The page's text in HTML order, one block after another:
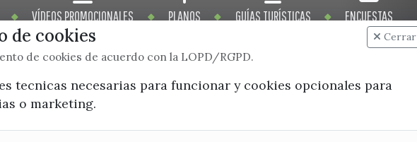
VÍDEOS PROMOCIONALES PLANOS GUÍAS TURÍSTICAS ENCUESTAS
x / twitter
de cookies
de cookies de acuerdo con la LOPD/RGPD.
Cerrar
tecnicas necesarias para funcionar y cookies opcionales para
o marketing.